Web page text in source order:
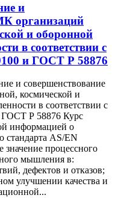
и
организаций
и оборонной
в соответствии с
и ГОСТ Р 58876
и совершенствование
космической и
в соответствии с
ГОСТ Р 58876 Курс
информацией о
стандарта AS/EN
процессного
мышления в:
дефектов и отказов;
улучшении качества и